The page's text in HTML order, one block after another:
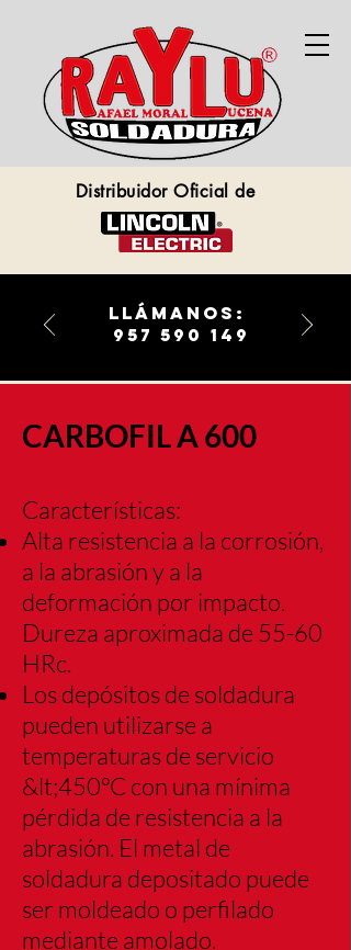
llámanos:
957 590 149
Distribuidor Oficial de
CARBOFIL A 600
Características:
Alta resistencia a la corrosión,
a la abrasión y a la
deformación por impacto.
Dureza aproximada de 55-60
HRc.
Los depósitos de soldadura
pueden utilizarse a
temperaturas de servicio
&lt;450°C con una mínima
pérdida de resistencia a la
abrasión. El metal de
soldadura depositado puede
ser moldeado o perfilado
mediante amolado.